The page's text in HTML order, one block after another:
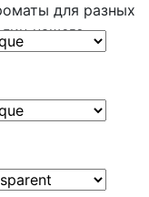
для разных
нашего